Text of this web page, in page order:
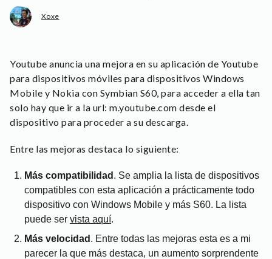
Xoxe
Youtube anuncia una mejora en su aplicación de Youtube
para dispositivos móviles para dispositivos Windows
Mobile y Nokia con Symbian S60, para acceder a ella tan
solo hay que ir a la url: m.youtube.com desde el
dispositivo para proceder a su descarga.
Entre las mejoras destaca lo siguiente:
Más compatibilidad . Se amplia la lista de dispositivos
compatibles con esta aplicación a prácticamente todo
dispositivo con Windows Mobile y más S60. La lista
puede ser vista aquí.
Más velocidad . Entre todas las mejoras esta es a mi
parecer la que más destaca, un aumento sorprendente